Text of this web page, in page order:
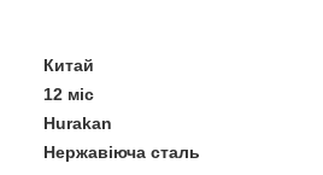
Китай
12 міс
Hurakan
Нержавіюча сталь